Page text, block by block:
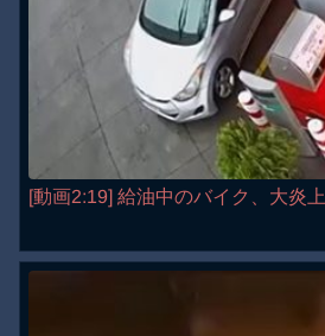
[動画2:19] 給油中のバイク、大炎上